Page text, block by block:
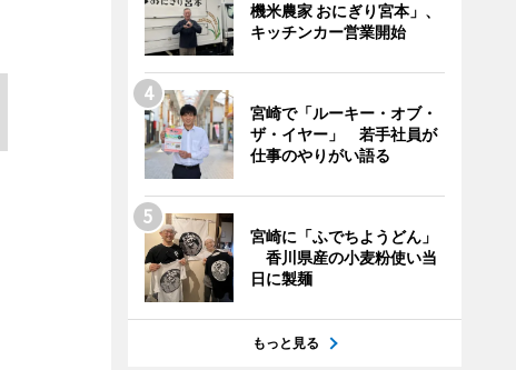
機米農家 おにぎり宮本」、
キッチンカー営業開始
宮崎で「ルーキー・オブ・
ザ・イヤー」 若手社員が
仕事のやりがい語る
宮崎に「ふでちようどん」
香川県産の小麦粉使い当
日に製麺
もっと見る